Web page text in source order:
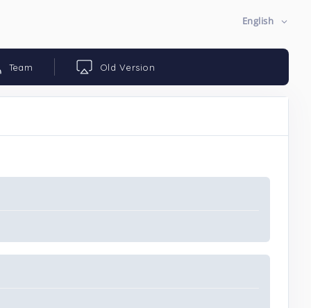
English
Team Old Version